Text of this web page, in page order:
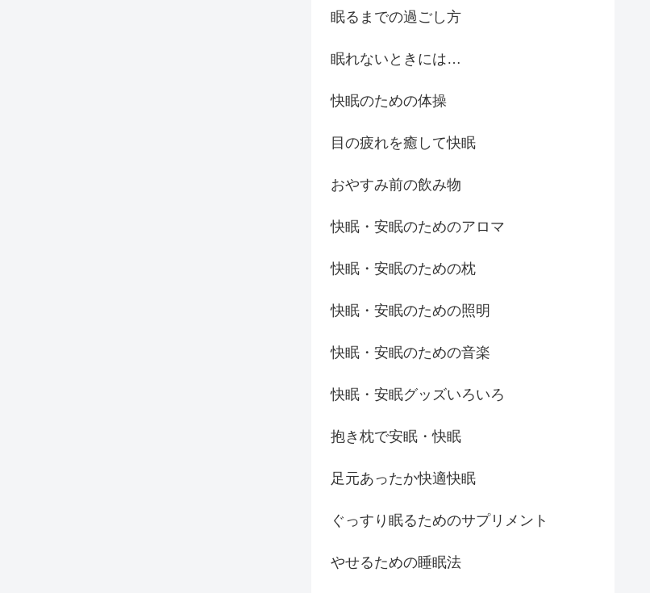
眠るまでの過ごし方
眠れないときには…
快眠のための体操
目の疲れを癒して快眠
おやすみ前の飲み物
快眠・安眠のためのアロマ
快眠・安眠のための枕
快眠・安眠のための照明
快眠・安眠のための音楽
快眠・安眠グッズいろいろ
抱き枕で安眠・快眠
足元あったか快適快眠
ぐっすり眠るためのサプリメント
やせるための睡眠法